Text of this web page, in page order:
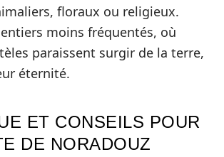
floraux ou religieux.
moins fréquentés, où
paraissent surgir de la terre,
éternité.
ET CONSEILS POUR
DE NORADOUZ